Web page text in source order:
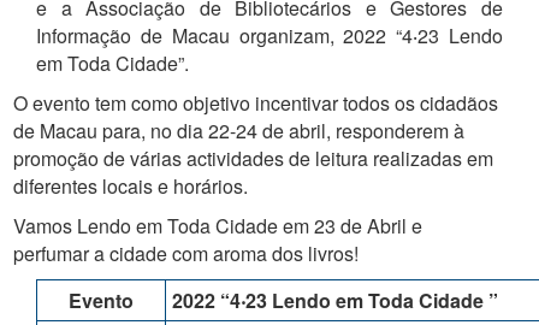
e a Associação de Bibliotecários e Gestores de
Informação de Macau organizam, 2022 “4‧23 Lendo
em Toda Cidade”.
O evento tem como objetivo incentivar todos os cidadãos
de Macau para, no dia 22-24 de abril, responderem à
promoção de várias actividades de leitura realizadas em
diferentes locais e horários.
Vamos Lendo em Toda Cidade em 23 de Abril e
perfumar a cidade com aroma dos livros!
Evento
2022 “4‧23 Lendo em Toda Cidade ”